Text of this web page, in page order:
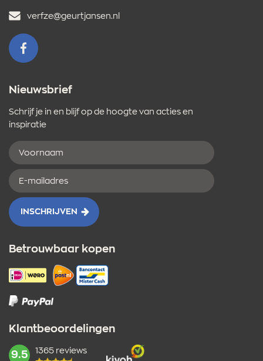
E-
verfze@geurtjansen.nl
VOLG ONS OP FACEBOOK
Nieuwsbrief
Schrijf je in en blijf op de hoogte van acties en
inspiratie
Voornaam
E-
mailadres
INSCHRIJVEN
Betrouwbaar kopen
Klantbeoordelingen
mark:
9.5 1365 reviews